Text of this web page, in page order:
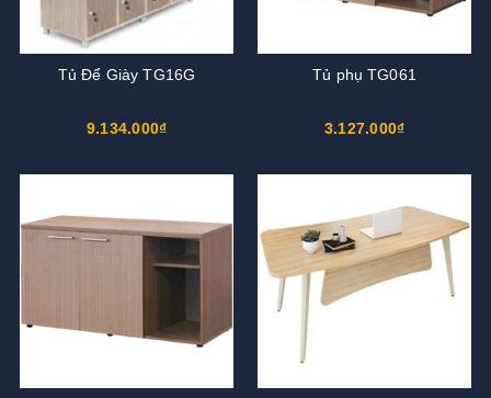
Tủ Để Giày TG16G
9.134.000₫
Tủ phụ TG061
3.127.000₫